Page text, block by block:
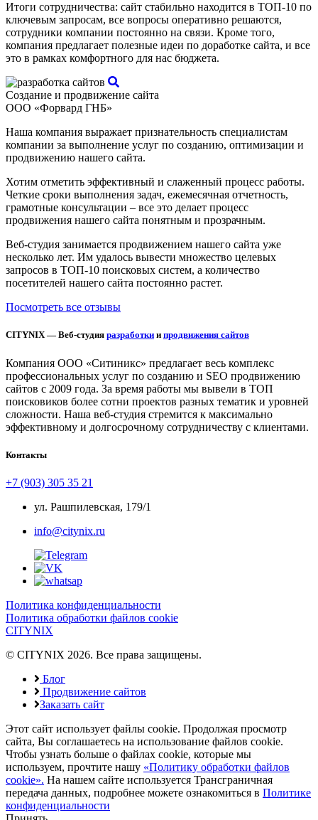
Итоги сотрудничества: сайт стабильно находится в ТОП-10 по
ключевым запросам, все вопросы оперативно решаются,
сотрудники компании постоянно на связи. Кроме того,
компания предлагает полезные идеи по доработке сайта, и все
это в рамках комфортного для нас бюджета.
Создание и продвижение сайта
ООО «Форвард ГНБ»
Наша компания выражает признательность специалистам
компании за выполнение услуг по созданию, оптимизации и
продвижению нашего сайта.
Хотим отметить эффективный и слаженный процесс работы.
Четкие сроки выполнения задач, ежемесячная отчетность,
грамотные консультации – все это делает процесс
продвижения нашего сайта понятным и прозрачным.
Веб-студия занимается продвижением нашего сайта уже
несколько лет. Им удалось вывести множество целевых
запросов в ТОП-10 поисковых систем, а количество
посетителей нашего сайта постоянно растет.
Посмотреть все отзывы
CITYNIX — Веб-студия разработки и продвижения сайтов
Компания ООО «Ситиникс» предлагает весь комплекс
профессиональных услуг по созданию и SEO продвижению
сайтов с 2009 года. За время работы мы вывели в ТОП
поисковиков более сотни проектов разных тематик и уровней
сложности. Наша веб-студия стремится к максимально
эффективному и долгосрочному сотрудничеству с клиентами.
Контакты
+7 (903) 305 35 21
ул. Рашпилевская, 179/1
info@citynix.ru
Политика конфиденциальности
Политика обработки файлов cookie
CITYNIX
© CITYNIX 2026. Все права защищены.
Блог
Продвижение сайтов
Заказать сайт
Этот сайт использует файлы cookie. Продолжая просмотр
сайта, Вы соглашаетесь на использование файлов cookie.
Чтобы узнать больше о файлах cookie, которые мы
используем, прочтите нашу «Политику обработки файлов
cookie». На нашем сайте используется Трансграничная
передача данных, подробнее можете ознакомиться в Политике
конфиденциальности